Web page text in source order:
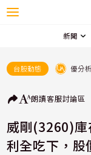
新聞
台股動態 優分析
朗讀客服討論區
威剛(3260)庫
利全吃下，股